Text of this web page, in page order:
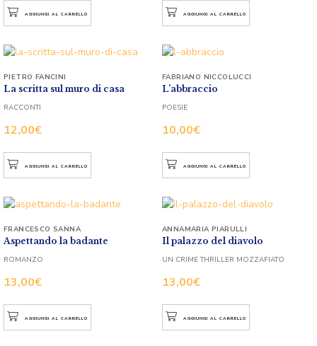
AGGIUNGI AL CARRELLO AGGIUNGI AL CARRELLO
La scritta sul muro di casa
12,00€
PIETRO FANCINI
RACCONTI
AGGIUNGI AL CARRELLO
L’abbraccio
10,00€
FABRIANO NICCOLUCCI
POESIE
AGGIUNGI AL CARRELLO
Aspettando la badante
13,00€
FRANCESCO SANNA
ROMANZO
AGGIUNGI AL CARRELLO
Il palazzo del diavolo
13,00€
ANNAMARIA PIARULLI
UN CRIME THRILLER MOZZAFIATO
AGGIUNGI AL CARRELLO